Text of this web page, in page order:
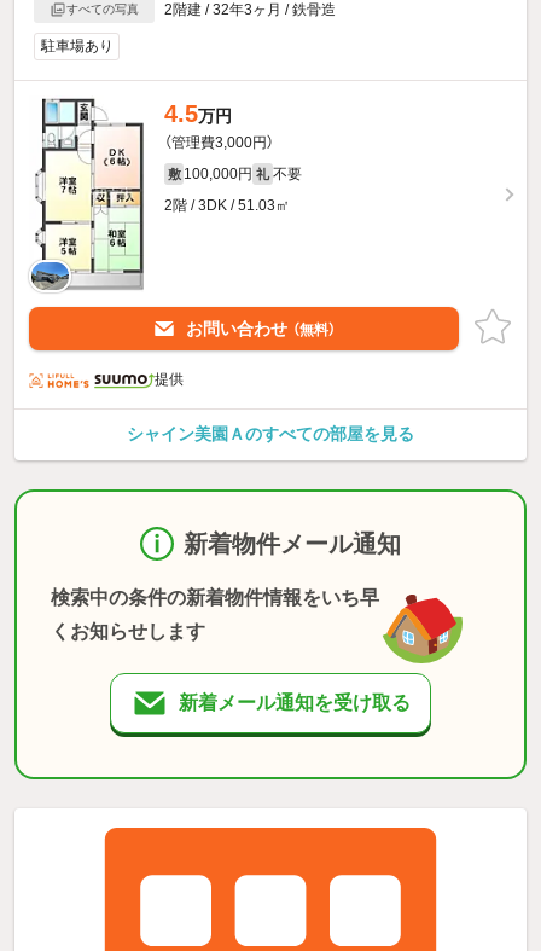
すべての写真
2階建 / 32年3ヶ月 / 鉄骨造
駐車場あり
4.5万円
（管理費3,000円）
敷 100,000円 礼 不要
2階 / 3DK / 51.03㎡
お問い合わせ （無料）
提供
シャイン美園Ａのすべての部屋を見る
新着物件メール通知
検索中の条件の新着物件情報をいち早
くお知らせします
新着メール通知を受け取る